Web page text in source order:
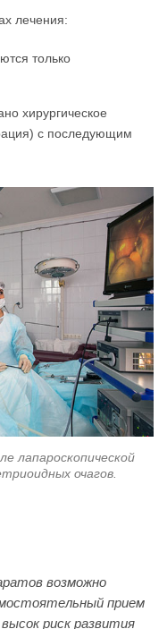
лечения:
только
хирургическое
с последующим
лапароскопической
очагов.
возможно
прием
риск развития